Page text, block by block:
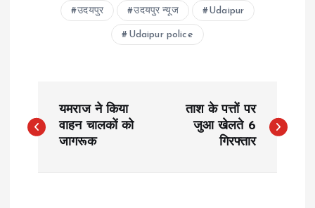
उदयपुर उदयपुर न्यूज Udaipur
Udaipur police
o
यमराज ने किया
वाहन चालकों को
जागरूक
ताश के पत्तों पर
जुआ खेलते 6
गिरफ्तार